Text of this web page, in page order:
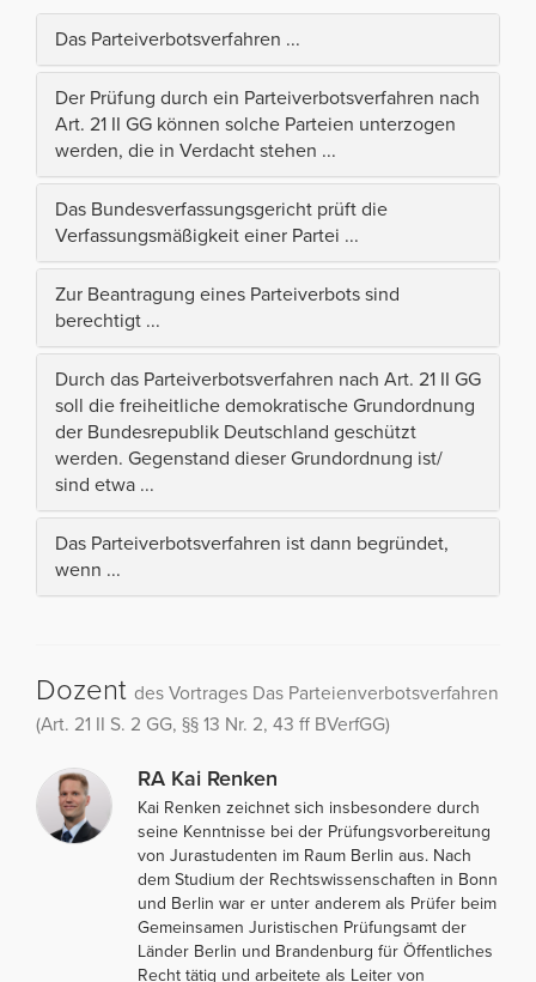
Das Parteiverbotsverfahren ...
Der Prüfung durch ein Parteiverbotsverfahren nach
Art. 21 II GG können solche Parteien unterzogen
werden, die in Verdacht stehen ...
Das Bundesverfassungsgericht prüft die
Verfassungsmäßigkeit einer Partei ...
Zur Beantragung eines Parteiverbots sind
berechtigt ...
Durch das Parteiverbotsverfahren nach Art. 21 II GG
soll die freiheitliche demokratische Grundordnung
der Bundesrepublik Deutschland geschützt
werden. Gegenstand dieser Grundordnung ist/
sind etwa ...
Das Parteiverbotsverfahren ist dann begründet,
wenn ...
Dozent des Vortrages Das Parteienverbotsverfahren
(Art. 21 II S. 2 GG, §§ 13 Nr. 2, 43 ff BVerfGG)
RA Kai Renken
Kai Renken zeichnet sich insbesondere durch
seine Kenntnisse bei der Prüfungsvorbereitung
von Jurastudenten im Raum Berlin aus. Nach
dem Studium der Rechtswissenschaften in Bonn
und Berlin war er unter anderem als Prüfer beim
Gemeinsamen Juristischen Prüfungsamt der
Länder Berlin und Brandenburg für Öffentliches
Recht tätig und arbeitete als Leiter von